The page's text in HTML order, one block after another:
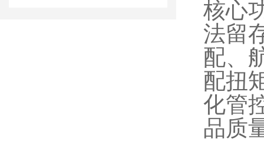
核心
法留
配、
配扭
化管
品质